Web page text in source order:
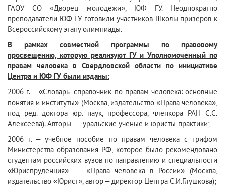
ГАОУ СО «Дворец молодежи», ЮФ ГУ. Неоднократно
преподаватели ЮФ ГУ готовили участников Школы призеров к
Всероссийскому этапу олимпиады.
В рамках совместной программы по правовому
просвещению, которую реализуют ГУ и Уполномоченный по
правам человека в Свердловской области по инициативе
Центра и ЮФ ГУ были изданы:
2006 г. – «Словарь–справочник по правам человека: основные
понятия и институты» (Москва, издательство «Права человека»,
под ред. доктора юр. наук, профессора, членкора РАН С.С.
Алексеева). Авторы — уральские ученые и юристы-практики;
2006 г. – учебное пособие по правам человека с грифом
Министерства образования РФ, которое было рекомендовано
студентам российских вузов по направлению и специальности
«Юриспруденция» — «Права человека в России» (Москва,
издательство «Юрист», автор – директор Центра С.И.Глушкова);